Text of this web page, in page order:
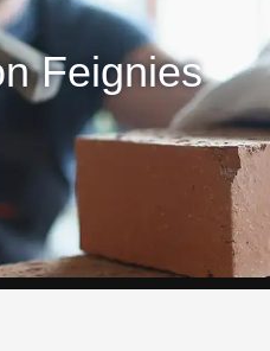
Feignies